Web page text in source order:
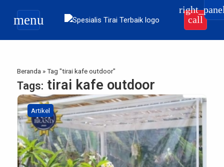
menu call
Beranda »Tag "tirai kafe outdoor"
Tags: tirai kafe outdoor
Artikel